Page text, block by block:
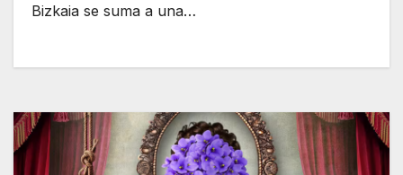
Bizkaia se suma a una…